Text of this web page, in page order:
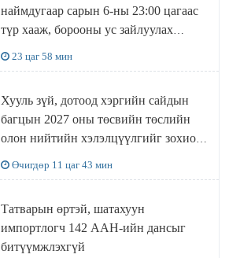
наймдугаар сарын 6-ны 23:00 цагаас
түр хааж, борооны ус зайлуулах
23 цаг 58 мин
Хууль зүй, дотоод хэргийн сайдын
багцын 2027 оны төсвийн төслийн
олон нийтийн хэлэлцүүлгийг зохион
Өчигдөр 11 цаг 43 мин
Татварын өртэй, шатахуун
импортлогч 142 ААН-ийн дансыг
битүүмжлэхгүй